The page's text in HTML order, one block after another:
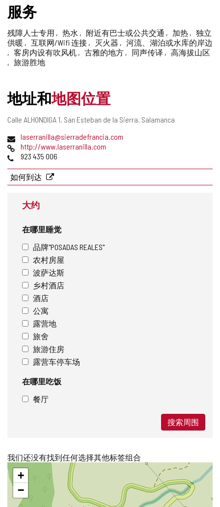
服务
残障人士专用 热水 附近有巴士或公共交通 加热
独立
供暖
互联网/Wifi 连接 灭火器
河流、湖泊或水库的岸边
客房内设有吹风机
古雅的地方 同声传译
高海拔山区
旅游胜地
地址和地图位置
邮
地
址
Calle ALHONDIGA 1. San Esteban de la Sierra. Salamanca
电
子
邮
地
址
laserranilla@sierradefrancia.com
网
页
http://www.laserranilla.com
电
923 435 006
如何到达
大约
在哪里睡觉
品牌"POSADAS REALES"
农村房屋
波萨达斯
乡村酒店
酒店
公寓
露营地
旅舍
旅游住房
露营车停车场
在哪里吃饭
餐厅
搜索周围
我们还没有找到任何选择其他标签组合
跳
过
地
图
+
−